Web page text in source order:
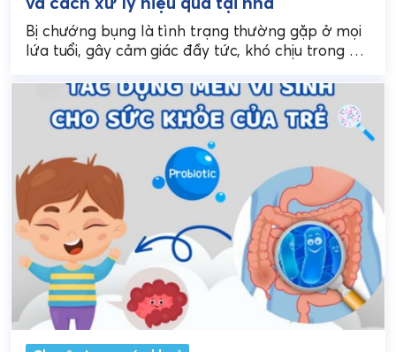
Bị chướng bụng là tình trạng thường gặp ở mọi
lứa tuổi, gây cảm giác đầy tức, khó chịu trong ổ